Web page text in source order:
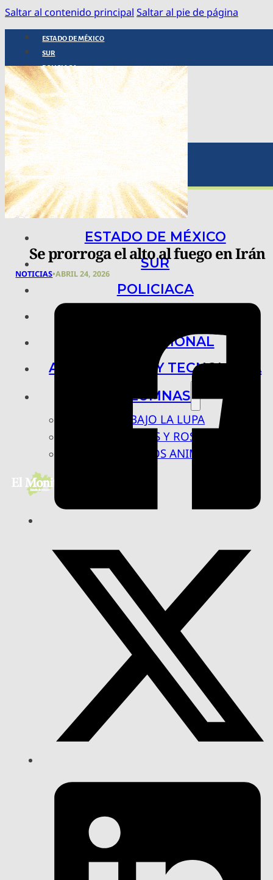
Saltar al contenido principal Saltar al pie de página
ESTADO DE MÉXICO
SUR
POLICIACA
NACIONAL
INTERNACIONAL
ARTE, CIENCIA Y TECNOLOGÍA
COLUMNAS
BAJO LA LUPA
RASTROS Y ROSTROS
VÍNCULOS ANIMALES
ESTADO DE MÉXICO
SUR
POLICIACA
INTERNACIONAL
ARTE, CIENCIA Y TECNOLOGÍA
COLUMNAS
BAJO LA LUPA
RASTROS Y ROSTROS
VÍNCULOS ANIMALES
Se prorroga el alto al fuego en Irán
NOTICIAS•ABRIL 24, 2026